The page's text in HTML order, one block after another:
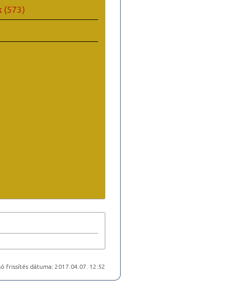
(573)
frissítés dátuma: 2017.04.07. 12:52